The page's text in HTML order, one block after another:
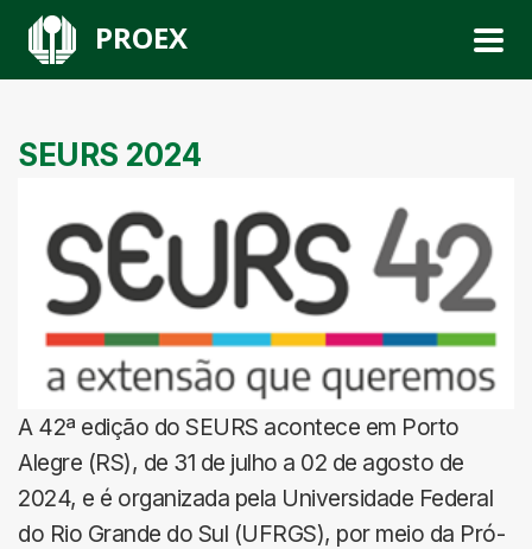
PROEX
SEURS 2024
A 42ª edição do SEURS acontece em Porto
Alegre (RS), de 31 de julho a 02 de agosto de
2024, e é organizada pela Universidade Federal
do Rio Grande do Sul (UFRGS), por meio da Pró-